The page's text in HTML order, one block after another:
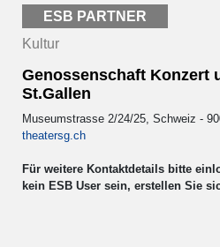
ESB PARTNER
Kultur
Genossenschaft Konzert
St.Gallen
Museumstrasse 2/24/25, Schweiz -
theatersg.ch
Für weitere Kontaktdetails bitte
kein ESB User sein, erstellen Sie